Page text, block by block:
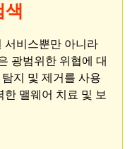
색
서비스뿐만 아니라
광범위한 위협에 대
지 및 제거를 사용
한 맬웨어 치료 및 보